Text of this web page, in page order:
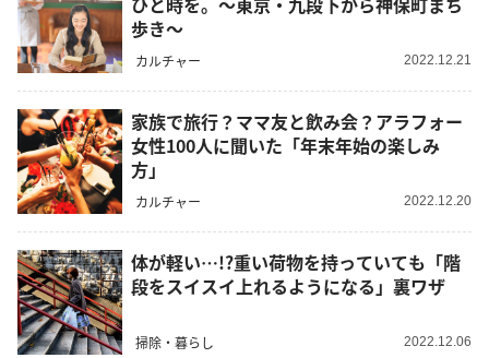
歩き～
カルチャー 2022.12.21
家族で旅行？ママ友と飲み会？アラフォー
女性100人に聞いた「年末年始の楽しみ
方」
カルチャー 2022.12.20
体が軽い…!?重い荷物を持っていても「階
段をスイスイ上れるようになる」裏ワザ
掃除・暮らし 2022.12.06